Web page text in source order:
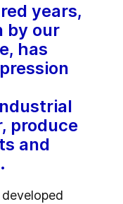
years,
by our
has
produce
and